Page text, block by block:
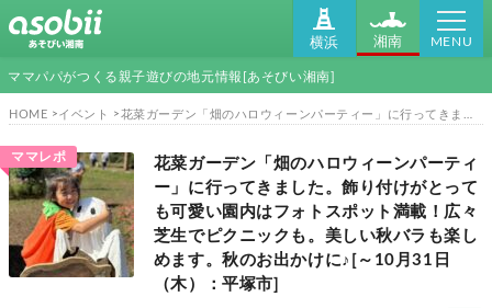
横浜 湘南 MENU
ママパパがつくる親子遊びの地元情報[あそびい湘南]
HOME イベント 花菜ガーデン「畑のハロウィーンパーティー」に行ってきました。飾り付けがとっても可愛い園内はフォトスポット満載！広々芝生でピクニックも。美しい秋バラも楽しめます。秋のお出かけに♪[～10月31日（木）：平塚市]
ママレポ
花菜ガーデン「畑のハロウィーンパーティ
ー」に行ってきました。飾り付けがとって
も可愛い園内はフォトスポット満載！広々
芝生でピクニックも。美しい秋バラも楽し
めます。秋のお出かけに♪[～10月31日
（木）：平塚市]